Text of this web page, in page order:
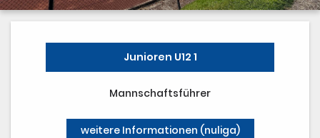
Sponsoren
"Jetzt Mitglied werden"
Download Center
Junioren U12 1
Mannschaftsführer
weitere Informationen (nuliga)